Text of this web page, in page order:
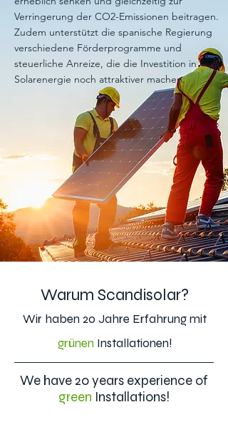
Verringerung der CO2-Emissionen beitragen.
Zudem unterstützt die spanische Regierung
verschiedene Förderprogramme und
steuerliche Anreize, die die Investition in
Solarenergie noch attraktiver machen.
Warum Scandisolar?
Wir haben 20 Jahre Erfahrung mit
grünen Installationen!
We have 20 years experience of
green Installations!